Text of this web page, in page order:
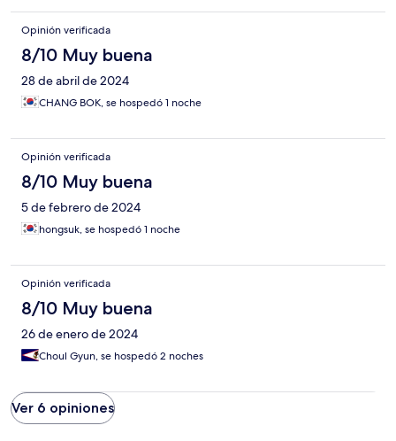
Opinión verificada
8/10 Muy buena
28 de abril de 2024
CHANG BOK, se hospedó 1 noche
Opinión verificada
8/10 Muy buena
5 de febrero de 2024
hongsuk, se hospedó 1 noche
Opinión verificada
8/10 Muy buena
26 de enero de 2024
Choul Gyun, se hospedó 2 noches
Ver 6 opiniones